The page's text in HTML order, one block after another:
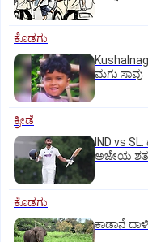
ಕೊಡಗು
ಮಗು ಸಾವು
ಕ್ರೀಡೆ
IND vs
ಅಜೇಯ
ಕೊಡಗು
ಕಾಡಾನೆ